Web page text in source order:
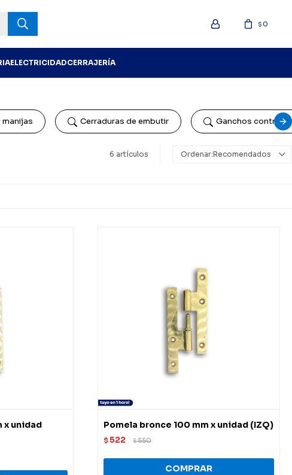
ELECTRICIDADCERRAJERÍA
$0
manijas Cerraduras de embutir Ganchos contra
6 artículos Recomendados
x unidad
Pomela bronce 100 mm x unidad (IZQ)
$522 $550